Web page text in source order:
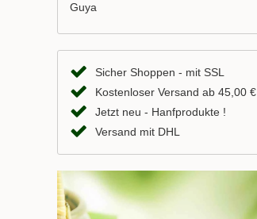
Guya
Sicher Shoppen - mit SSL
Kostenloser Versand ab 45,00 €
Jetzt neu - Hanfprodukte !
Versand mit DHL